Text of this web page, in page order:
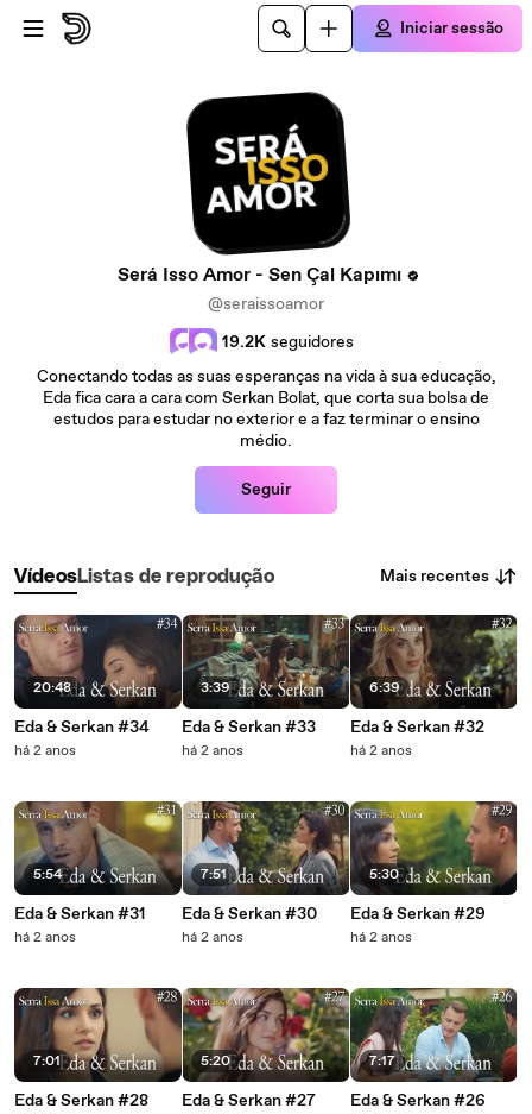
Avançar para o conteúdo principal
Iniciar sessão
Será Isso Amor - Sen Çal Kapımı
@seraissoamor
19.2K seguidores
Conectando todas as suas esperanças na vida à sua educação,
Eda fica cara a cara com Serkan Bolat, que corta sua bolsa de
estudos para estudar no exterior e a faz terminar o ensino
médio.
Seguir
VídeosListas de reprodução Mais recentes
20:48
Eda & Serkan #34
há 2 anos
5:54
Eda & Serkan #31
há 2 anos
7:01
Eda & Serkan #28
3:39
Eda & Serkan #33
há 2 anos
7:51
Eda & Serkan #30
há 2 anos
5:20
Eda & Serkan #27
6:39
Eda & Serkan #32
há 2 anos
5:30
Eda & Serkan #29
há 2 anos
7:17
Eda & Serkan #26